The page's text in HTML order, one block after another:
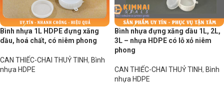
Bình nhựa 1L HDPE đựng xăng
dầu, hoá chất, có niêm phong
CAN THIẾC-CHAI THUỶ TINH, Bình
nhựa HDPE
Bình nhựa đựng xăng dầu 1L, 2L,
3L – nhựa HDPE có lỗ xỏ niêm
phong
CAN THIẾC-CHAI THUỶ TINH, Bình
nhựa HDPE